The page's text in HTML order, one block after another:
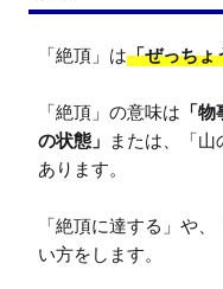
「絶頂」は「ぜっちょ
「絶頂」の意味は 「
の状態」 または、「
あります。
「絶頂に達する」や
い方をします。